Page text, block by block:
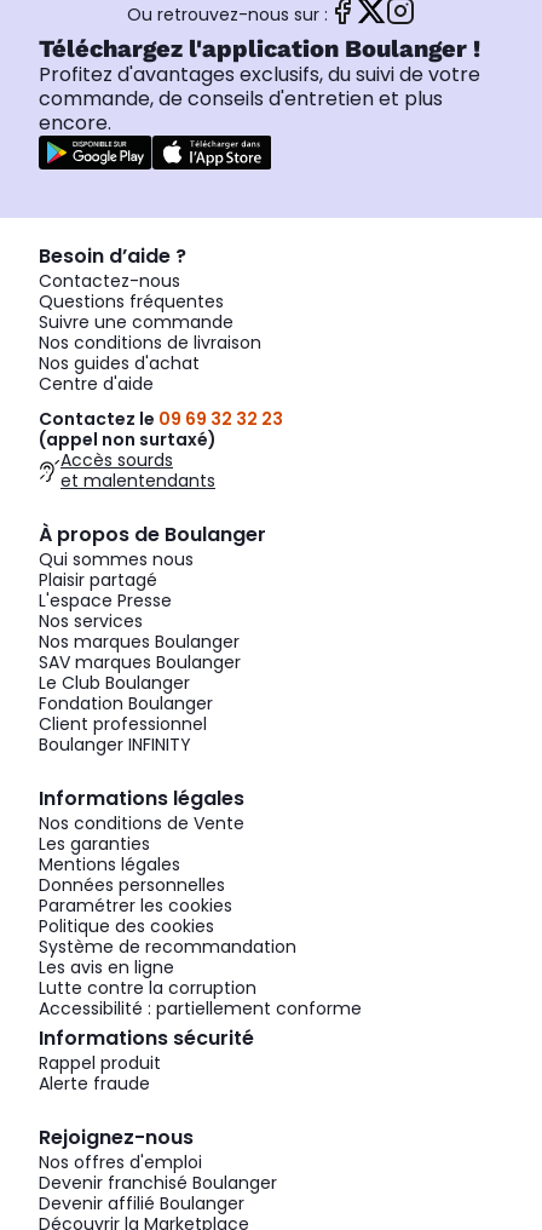
Ou retrouvez-nous sur :
Téléchargez l'application Boulanger !
Profitez d'avantages exclusifs, du suivi de votre
commande, de conseils d'entretien et plus
encore.
Besoin d’aide ?
Contactez-nous
Questions fréquentes
Suivre une commande
Nos conditions de livraison
Nos guides d'achat
Centre d'aide
Contactez le 09 69 32 32 23
(appel non surtaxé)
Accès sourds
et malentendants
À propos de Boulanger
Qui sommes nous
Plaisir partagé
L'espace Presse
Nos services
Nos marques Boulanger
SAV marques Boulanger
Le Club Boulanger
Fondation Boulanger
Client professionnel
Boulanger INFINITY
Informations légales
Nos conditions de Vente
Les garanties
Mentions légales
Données personnelles
Paramétrer les cookies
Politique des cookies
Système de recommandation
Les avis en ligne
Lutte contre la corruption
Accessibilité : partiellement conforme
Informations sécurité
Rappel produit
Alerte fraude
Rejoignez-nous
Nos offres d'emploi
Devenir franchisé Boulanger
Devenir affilié Boulanger
Découvrir la Marketplace